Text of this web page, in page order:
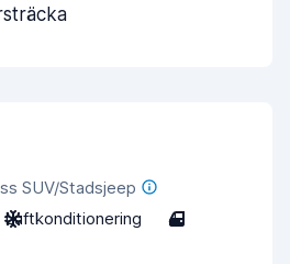
SUV/Stadsjeep
Luftkonditionering 4